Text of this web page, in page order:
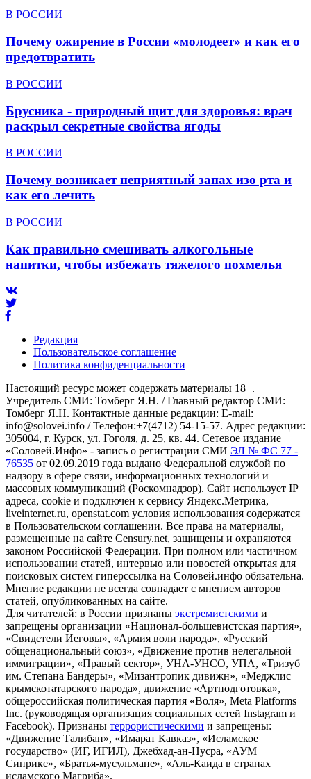
В РОССИИ
Почему ожирение в России «молодеет» и как его
предотвратить
В РОССИИ
Брусника - природный щит для здоровья: врач
раскрыл секретные свойства ягоды
В РОССИИ
Почему возникает неприятный запах изо рта и
как его лечить
В РОССИИ
Как правильно смешивать алкогольные
напитки, чтобы избежать тяжелого похмелья
Редакция
Пользовательское соглашение
Политика конфиденциальности
Настоящий ресурс может содержать материалы 18+.
Учредитель СМИ: Томберг Я.Н. / Главный редактор СМИ:
Томберг Я.Н. Контактные данные редакции: E-mail:
info@solovei.info / Телефон:+7(4712) 54-15-57. Адрес редакции:
305004, г. Курск, ул. Гоголя, д. 25, кв. 44. Сетевое издание
«Соловей.Инфо» - запись о регистрации СМИ ЭЛ № ФС 77 -
76535 от 02.09.2019 года выдано Федеральной службой по
надзору в сфере связи, информационных технологий и
массовых коммуникаций (Роскомнадзор). Сайт использует IP
адреса, cookie и подключен к сервису Яндекс.Метрика,
liveinternet.ru, openstat.com условия использования содержатся
в Пользовательском соглашении. Все права на материалы,
размещенные на сайте Censury.net, защищены и охраняются
законом Российской Федерации. При полном или частичном
использовании статей, интервью или новостей открытая для
поисковых систем гиперссылка на Соловей.инфо обязательна.
Мнение редакции не всегда совпадает с мнением авторов
статей, опубликованных на сайте.
Для читателей: в России признаны экстремистскими и
запрещены организации «Национал-большевистская партия»,
«Свидетели Иеговы», «Армия воли народа», «Русский
общенациональный союз», «Движение против нелегальной
иммиграции», «Правый сектор», УНА-УНСО, УПА, «Тризуб
им. Степана Бандеры», «Мизантропик дивижн», «Меджлис
крымскотатарского народа», движение «Артподготовка»,
общероссийская политическая партия «Воля», Meta Platforms
Inc. (руководящая организация социальных сетей Instagram и
Facebook). Признаны террористическими и запрещены:
«Движение Талибан», «Имарат Кавказ», «Исламское
государство» (ИГ, ИГИЛ), Джебхад-ан-Нусра, «АУМ
Синрике», «Братья-мусульмане», «Аль-Каида в странах
исламского Магриба».